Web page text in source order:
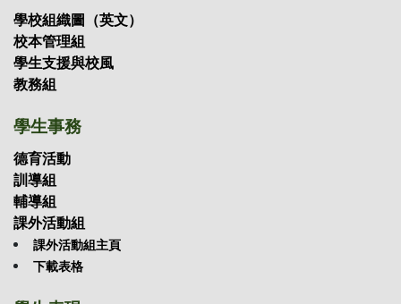
學校組織圖（英文）
校本管理組
學生支援與校風
教務組
學生事務
德育活動
訓導組
輔導組
課外活動組
課外活動組主頁
下載表格